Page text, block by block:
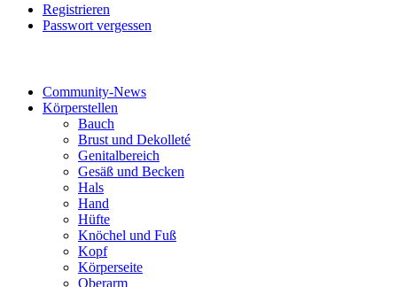
Registrieren
Passwort vergessen
Community-News
Körperstellen
Bauch
Brust und Dekolleté
Genitalbereich
Gesäß und Becken
Hals
Hand
Hüfte
Knöchel und Fuß
Kopf
Körperseite
Oberarm